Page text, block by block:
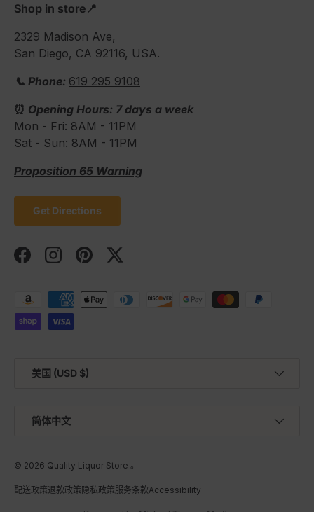
Shop in store📍
2329 Madison Ave,
San Diego, CA 92116, USA.
📞 Phone: 619 295 9108
⏰ Opening Hours: 7 days a week
Mon - Fri: 8AM - 11PM
Sat - Sun: 8AM - 11PM
Proposition 65 Warning
Get Directions
FacebookInstagramPinterestTwitter
可接受的付款方式
美国 (USD $)
简体中文
© 2026 Quality Liquor Store 。
配送政策退款政策隐私政策 服务条款Accessibility